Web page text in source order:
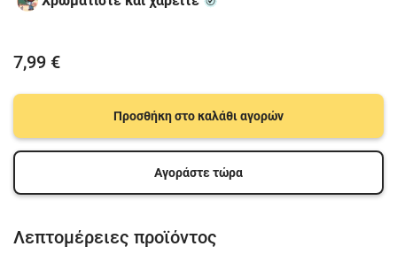
7,99 €
Προσθήκη στο καλάθι αγορών
Αγοράστε τώρα
Λεπτομέρειες προϊόντος